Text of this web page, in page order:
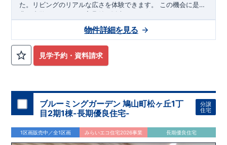
た。リビングのリアルな広さを体験できます。 この機会に是
非。内覧ください。 ※家具付き販売ではございません。 平日、
土日ご案内可能です!（火・水定休日除く） 東栄住宅 熊谷営
ネットから24時間ご予約可能
現地を見学したい・環境が知りたい・詳しい説明を受けたい・
支払い例が知りたい
東武伊勢崎線「南羽生駅」徒歩9分
​◆7.0帖、6.25帖のひろびろした洋室が魅力的な間取り！ ◆玄
関土間収納、、リビング収納、各居室にはクローゼット、そし
て床下収納！各所に収納があるのでお部屋もスッキリ片付きま
す。 ◆折り上げ天井で解放感ある17.5帖のLDK！
＊安心して永く住める家
表示W取得【建設+設計】 ◆耐震等級３ ◆断熱等性能等級５
◆BELS評価取得 ◆購入後はアフターサポートで安心 ※クリッ
クで詳細ページ開きます
＊学校
手小林小学校・東中学校
当社取扱の【オプションカタログ】こちらからご覧いただけま
す。（東日本版をご覧ください）
見学予約・資料請求
物件詳細を見る
ブルーミングガーデン 鳩山町松ヶ丘1丁
目2期1棟-長期優良住宅-
分譲
住宅
1区画販売中／全1区画 みらいエコ住宅2026事業 長期優良住宅